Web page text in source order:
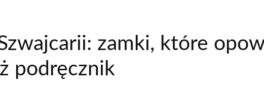
zamki, które
podręcznik